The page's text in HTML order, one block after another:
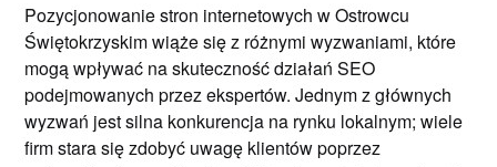
Pozycjonowanie stron internetowych w Ostrowcu
Świętokrzyskim wiąże się z różnymi wyzwaniami, które
mogą wpływać na skuteczność działań SEO
podejmowanych przez ekspertów. Jednym z głównych
wyzwań jest silna konkurencja na rynku lokalnym; wiele
firm stara się zdobyć uwagę klientów poprzez